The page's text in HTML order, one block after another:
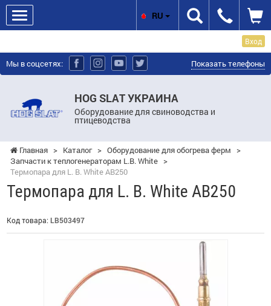
Вход
Мы в соцсетях: Показать телефоны
HOG SLAT УКРАИНА
Оборудование для свиноводства и
птицеводства
RU
Главная > Каталог > Оборудование для обогрева ферм
>
Запчасти к теплогенераторам L.B. White >
Термопара для L. B. White AB250
Термопара для L. B. White AB250
Код товара: LB503497